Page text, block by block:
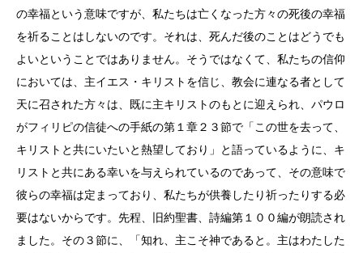
の幸福という意味ですが、私たちは亡くなった方々の死後の幸福
を祈ることはしないのです。それは、死んだ後のことはどうでも
よいということではありません。そうではなくて、私たちの信仰
においては、主イエス・キリストを信じ、教会に連なる者として
天に召された方々は、既に主キリストのもとに迎えられ、パウロ
がフィリピの信徒への手紙の第１章２３節で「この世を去って、
キリストと共にいたいと熱望しており」と語っているように、キ
リストと共にある幸いを与えられているのであって、その意味で
彼らの幸福は定まっており、私たちが供養したり祈ったりする必
要はないからです。先程、旧約聖書、詩編第１００編が朗読され
ました。その３節に、「知れ、主こそ神であると。主はわたした